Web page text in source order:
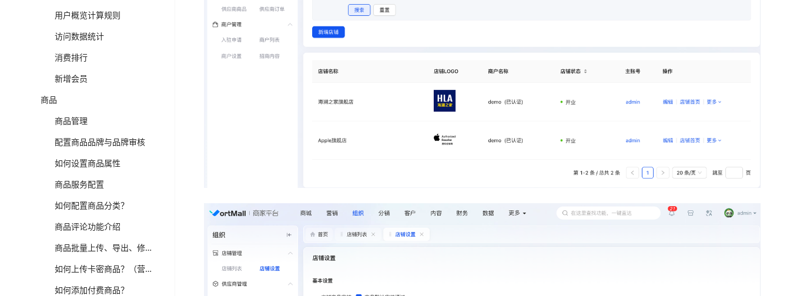
用户概览计算规则
访问数据统计
消费排行
新增会员
商品
商品管理
配置商品品牌与品牌审核
如何设置商品属性
商品服务配置
如何配置商品分类？
商品评论功能介绍
商品批量上传、导出、修改功能介绍
如何上传卡密商品？（营销-电子卡券）
如何添加付费商品？